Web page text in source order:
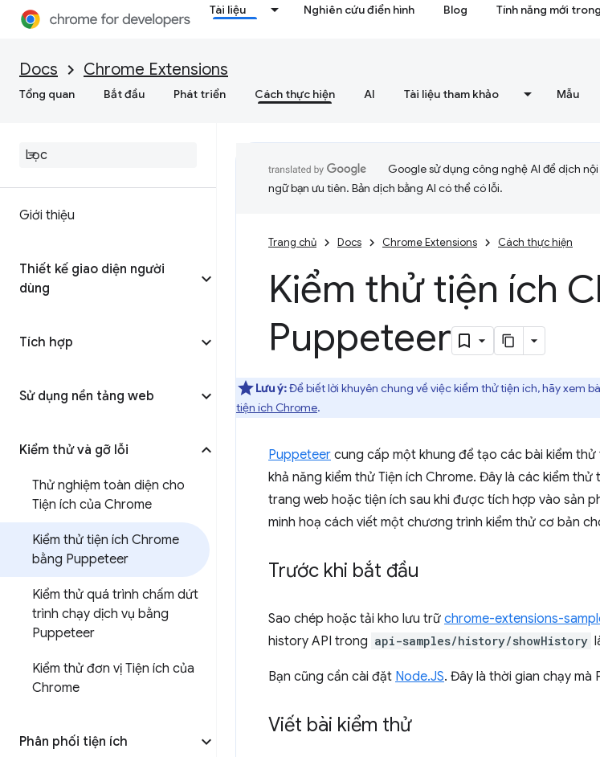
Tài liệu Nghiên cứu điển hình Blog Tính năng mới
Docs Chrome Extensions
Tổng quan Bắt đầu Phát triển Cách thực hiện AI Tài liệu tham khảo Mẫu
Giới thiệu
Thiết kế giao diện người
dùng
Tích hợp
Sử dụng nền tảng web
Kiểm thử và gỡ lỗi
Thử nghiệm toàn diện cho
Tiện ích của Chrome
Kiểm thử tiện ích Chrome
bằng Puppeteer
Kiểm thử quá trình chấm dứt
trình chạy dịch vụ bằng
Puppeteer
Kiểm thử đơn vị Tiện ích của
Chrome
Phân phối tiện ích
Google sử dụng công nghệ AI để dịch
ngữ bạn ưu tiên. Bản dịch bằng AI có thể có lỗi.
Trang chủ Docs Chrome Extensions Cách thực hiện
Kiểm thử tiện ích
Puppeteer
Lưu ý:Để biết lời khuyên chung về việc kiểm thử tiện ích, hãy xem
tiện ích Chrome.
Puppeteer cung cấp một khung để tạo các bài kiểm
khả năng kiểm thử Tiện ích Chrome. Đây là các kiểm
trang web hoặc tiện ích sau khi được tích hợp vào sản
minh hoạ cách viết một chương trình kiểm thử cơ bản
Trước khi bắt đầu
Sao chép hoặc tải kho lưu trữ chrome-extensions-
history API trong api-samples/history/showHistory
Bạn cũng cần cài đặt Node.JS. Đây là thời gian chạy
Viết bài kiểm thử